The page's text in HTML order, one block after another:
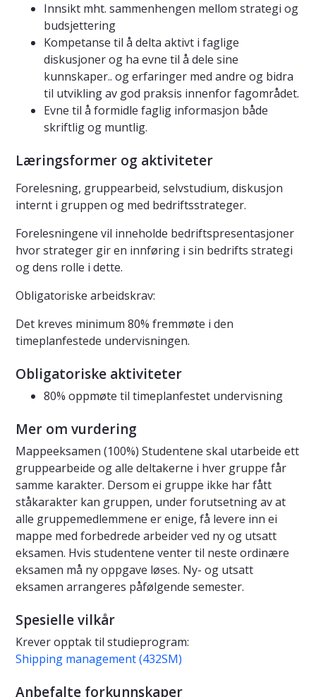
Innsikt mht. sammenhengen mellom strategi og
budsjettering
Kompetanse til å delta aktivt i faglige
diskusjoner og ha evne til å dele sine
kunnskaper.. og erfaringer med andre og bidra
til utvikling av god praksis innenfor fagområdet.
Evne til å formidle faglig informasjon både
skriftlig og muntlig.
Læringsformer og aktiviteter
Forelesning, gruppearbeid, selvstudium, diskusjon
internt i gruppen og med bedriftsstrateger.
Forelesningene vil inneholde bedriftspresentasjoner
hvor strateger gir en innføring i sin bedrifts strategi
og dens rolle i dette.
Obligatoriske arbeidskrav:
Det kreves minimum 80% fremmøte i den
timeplanfestede undervisningen.
Obligatoriske aktiviteter
80% oppmøte til timeplanfestet undervisning
Mer om vurdering
Mappeeksamen (100%) Studentene skal utarbeide ett
gruppearbeide og alle deltakerne i hver gruppe får
samme karakter. Dersom ei gruppe ikke har fått
ståkarakter kan gruppen, under forutsetning av at
alle gruppemedlemmene er enige, få levere inn ei
mappe med forbedrede arbeider ved ny og utsatt
eksamen. Hvis studentene venter til neste ordinære
eksamen må ny oppgave løses. Ny- og utsatt
eksamen arrangeres påfølgende semester.
Spesielle vilkår
Krever opptak til studieprogram:
Shipping management (432SM)
Anbefalte forkunnskaper